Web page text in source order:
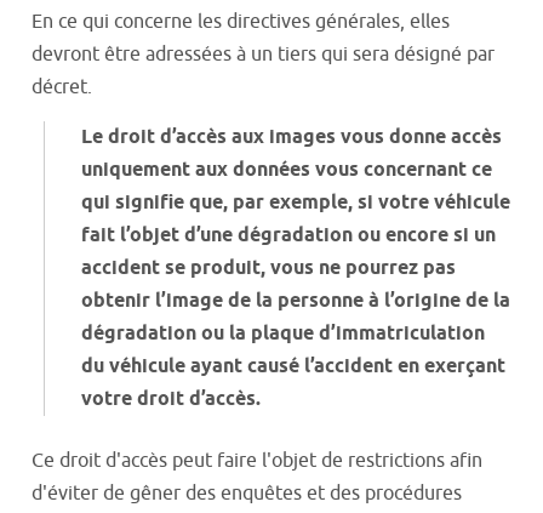
En ce qui concerne les directives générales, elles
devront être adressées à un tiers qui sera désigné par
décret.
Le droit d’accès aux images vous donne accès
uniquement aux données vous concernant ce
qui signifie que, par exemple, si votre véhicule
fait l’objet d’une dégradation ou encore si un
accident se produit, vous ne pourrez pas
obtenir l’image de la personne à l’origine de la
dégradation ou la plaque d’immatriculation
du véhicule ayant causé l’accident en exerçant
votre droit d’accès.
Ce droit d'accès peut faire l'objet de restrictions afin
d'éviter de gêner des enquêtes et des procédures